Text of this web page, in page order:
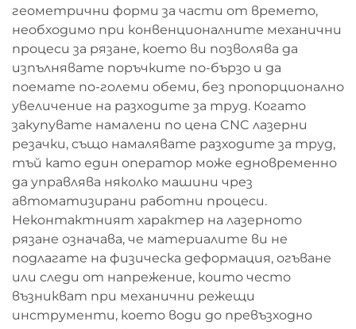
геометрични форми за части от времето,
необходимо при конвенционалните механични
процеси за рязане, което ви позволява да
изпълнявате поръчките по-бързо и да
поемате по-големи обеми, без пропорционално
увеличение на разходите за труд. Когато
закупувате намалени по цена CNC лазерни
резачки, също намалявате разходите за труд,
тъй като един оператор може едновременно
да управлява няколко машини чрез
автоматизирани работни процеси.
Неконтактният характер на лазерното
рязане означава, че материалите ви не
подлагате на физическа деформация, огъване
или следи от напрежение, които често
възникват при механични режещи
инструменти, което води до превъзходно